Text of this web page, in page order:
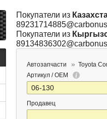
Покупатели из
Покупатели из
Автозапчасти Toyota
Артикул / OEM
Продавец